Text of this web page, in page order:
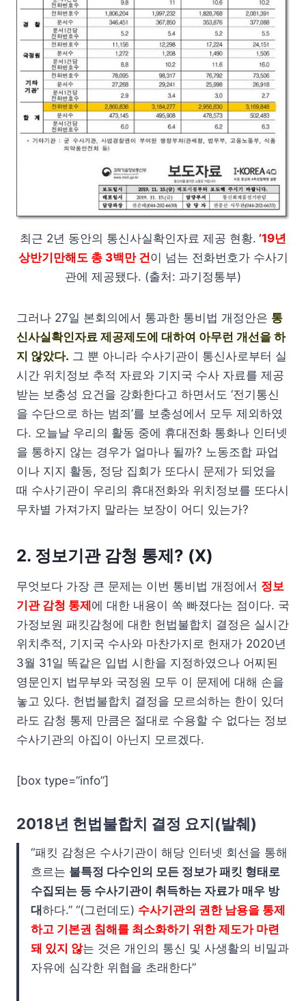
최근 2년 동안의 통신사실확인자료 제공 현황. ’19년
상반기만해도 총 3백만 건이 넘는 전화번호가 수사기
관에 제공됐다. (출처: 과기정통부)
그러나 27일 본회의에서 통과한 통비법 개정안은 통
신사실확인자료 제공제도에 대하여 아무런 개선을 하
지 않았다. 그 뿐 아니라 수사기관이 통신사로부터 실
시간 위치정보 추적 자료와 기지국 수사 자료를 제공
받는 보충성 요건을 강화한다고 하면서도 ‘전기통신
을 수단으로 하는 범죄’를 보충성에서 모두 제외하였
다. 오늘날 우리의 활동 중에 휴대전화 통화나 인터넷
을 통하지 않는 경우가 얼마나 될까? 노동조합 파업
이나 지지 활동, 정당 집회가 또다시 문제가 되었을
때 수사기관이 우리의 휴대전화와 위치정보를 또다시
무차별 가져가지 말라는 보장이 어디 있는가?
2. 정보기관 감청 통제? (X)
무엇보다 가장 큰 문제는 이번 통비법 개정에서 정보
기관 감청 통제 에 대한 내용이 쏙 빠졌다는 점이다. 국
가정보원 패킷감청에 대한 헌법불합치 결정은 실시간
위치추적, 기지국 수사와 마찬가지로 헌재가 2020년
3월 31일 똑같은 입법 시한을 지정하였으나 어찌된
영문인지 법무부와 국정원 모두 이 문제에 대해 손을
놓고 있다. 헌법불합치 결정을 모르쇠하는 한이 있더
라도 감청 통제 만큼은 절대로 수용할 수 없다는 정보
수사기관의 아집이 아닌지 모르겠다.
[box type=”info”]
2018년 헌법불합치 결정 요지(발췌)
“패킷 감청은 수사기관이 해당 인터넷 회선을 통해
흐르는 불특정 다수인의 모든 정보가 패킷 형태로
수집되는 등 수사기관이 취득하는 자료가 매우 방
대하다.” “(그런데도) 수사기관의 권한 남용을 통제
하고 기본권 침해를 최소화하기 위한 제도가 마련
돼 있지 않는 것은 개인의 통신 및 사생활의 비밀과
자유에 심각한 위협을 초래한다”